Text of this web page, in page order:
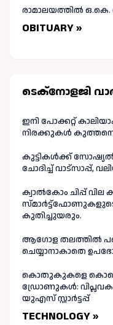
രാമാലയത്തിൽ ഒ.കെ.
OBITUARY »
ടെക്നോളജി
ഇനി പോക്കറ്റ്
നിരക്കുകൾ കുത്തനെ
കുട്ടികൾക്ക് സോഷ്യൽ
ചോദിച്ച് വാട്‌സാപ്പ്,
ക്വാൽകോം ചിപ്പ്
കുതിച്ചുയരും.
ആഗോള തലത്തിൽ
ചെയ്യാനാകാതെ
കൊതുകുകളെ
ഡ്രോണുകൾ:
യുഎസ് സ്റ്റാർട്ടപ്പ്
TECHNOLOGY »